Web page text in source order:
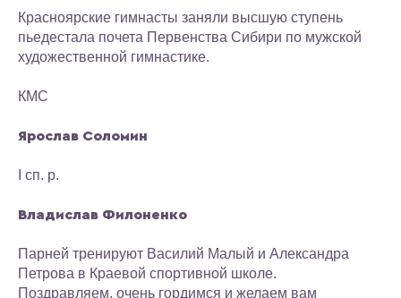
Красноярские гимнасты заняли высшую ступень
пьедестала почета Первенства Сибири по мужской
художественной гимнастике.
КМС
Ярослав Соломин
I сп. р.
Владислав Филоненко
Парней тренируют Василий Малый и Александра
Петрова в Краевой спортивной школе.
Поздравляем, очень гордимся и желаем вам